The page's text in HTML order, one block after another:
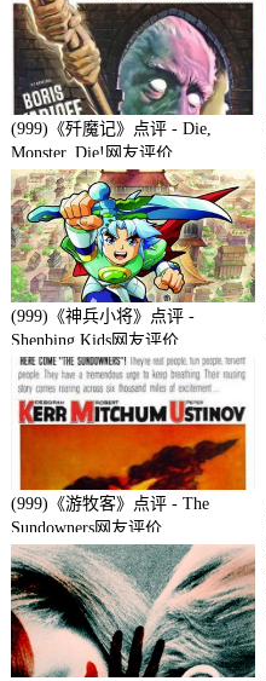
(999)《歼魔记》点评 - Die,
Monster, Die!网友评价
(999)《神兵小将》点评 -
Shenbing Kids网友评价
(999)《游牧客》点评 - The
Sundowners网友评价